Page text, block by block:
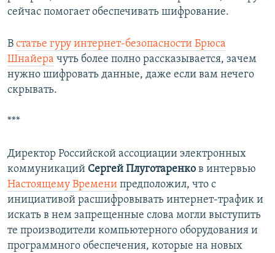
сейчас помогает обеспечивать шифрование.
В статье гуру интернет-безопасности Брюса
Шнайера чуть более полно рассказывается, зачем
нужно шифровать данные, даже если вам нечего
скрывать.
***
Директор Российской ассоциации электронных
коммуникаций Сергей Плуготаренко в интервью
Настоящему Времени предположил, что с
инициативой расшифровывать интернет-трафик и
искать в нем запрещенные слова могли выступить
те производители компьютерного оборудования и
программного обеспечения, которые на новых